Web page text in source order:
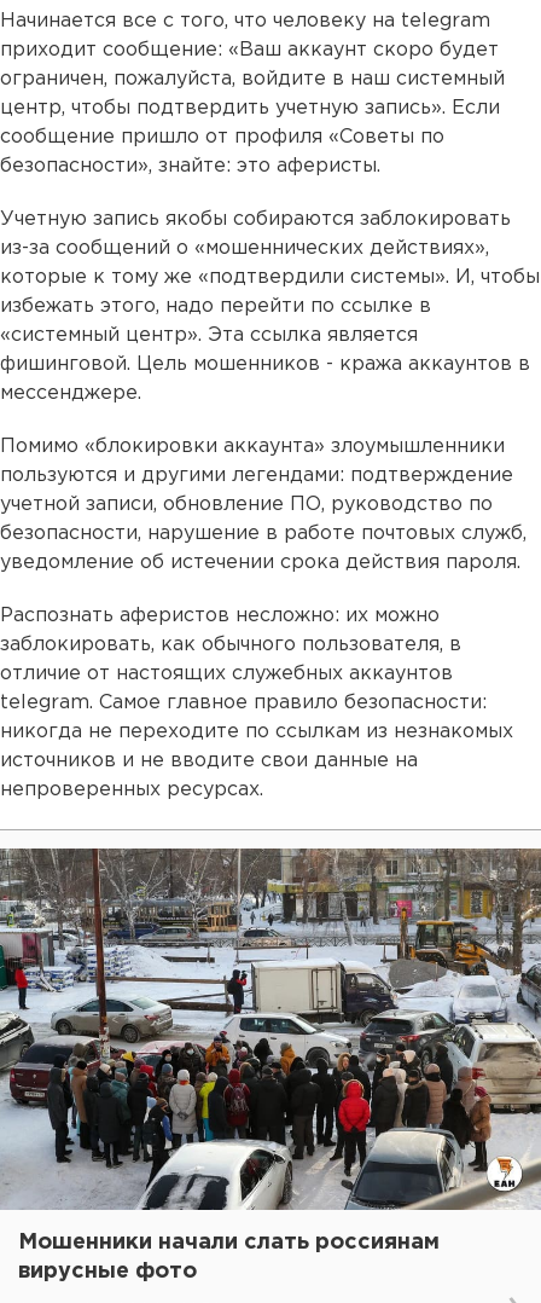
Начинается все с того, что человеку на telegram
приходит сообщение: «Ваш аккаунт скоро будет
ограничен, пожалуйста, войдите в наш системный
центр, чтобы подтвердить учетную запись». Если
сообщение пришло от профиля «Советы по
безопасности», знайте: это аферисты.
Учетную запись якобы собираются заблокировать
из-за сообщений о «мошеннических действиях»,
которые к тому же «подтвердили системы». И, чтобы
избежать этого, надо перейти по ссылке в
«системный центр». Эта ссылка является
фишинговой. Цель мошенников - кража аккаунтов в
мессенджере.
Помимо «блокировки аккаунта» злоумышленники
пользуются и другими легендами: подтверждение
учетной записи, обновление ПО, руководство по
безопасности, нарушение в работе почтовых служб,
уведомление об истечении срока действия пароля.
Распознать аферистов несложно: их можно
заблокировать, как обычного пользователя, в
отличие от настоящих служебных аккаунтов
telegram. Самое главное правило безопасности:
никогда не переходите по ссылкам из незнакомых
источников и не вводите свои данные на
непроверенных ресурсах.
Мошенники начали слать россиянам
вирусные фото